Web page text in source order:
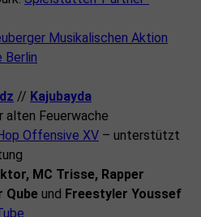
Musikalischen Aktion
Berlin
// Kajubayda
alten Feuerwache
Offensive XV – unterstützt
MC Trisse, Rapper
Qube und Freestyler Youssef